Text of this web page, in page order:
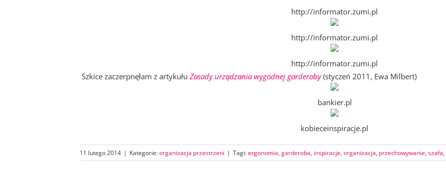
http://informator.zumi.pl
http://informator.zumi.pl
http://informator.zumi.pl
Szkice zaczerpnęłam z artykułu Zasady urządzania wygodnej garderoby(styczeń 2011, Ewa Milbert)
bankier.pl
kobieceinspiracje.pl
11 lutego 2014 | Kategorie:organizacja przestrzeni | Tagi:ergonomia, garderoba, inspiracje, organizacja, przechowywanie, szafa,